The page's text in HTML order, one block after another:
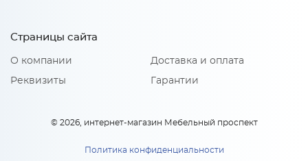
Страницы сайта
О компании
Реквизиты
Доставка и оплата
Гарантии
© 2026, интернет-магазин Мебельный проспект
Политика конфиденциальности